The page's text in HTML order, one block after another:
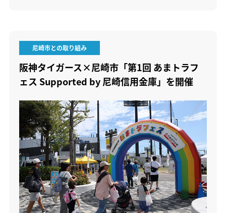
尼崎市との取り組み
阪神タイガース×尼崎市「第1回 あまトラフ
ェス Supported by 尼崎信用金庫」を開催